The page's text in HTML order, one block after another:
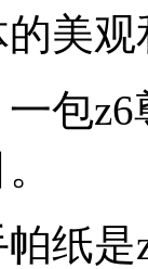
美
包
纸